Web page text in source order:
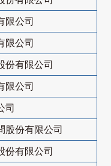
限公司
限公司
份有限公司
限公司
司
股份有限公司
份有限公司